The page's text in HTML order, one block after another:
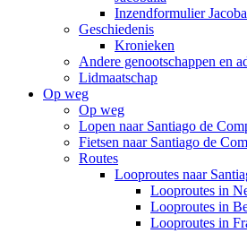
Inzendformulier
Geschiedenis
Kronieken
Andere genootschappen en
Lidmaatschap
Op weg
Op weg
Lopen naar Santiago de
Fietsen naar Santiago de
Routes
Looproutes naar
Looproutes in
Looproutes in
Looproutes in